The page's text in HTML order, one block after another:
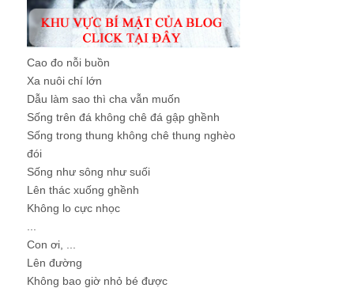
Cao đo nỗi buồn
Xa nuôi chí lớn
Dẫu làm sao thì cha vẫn muốn
Sống trên đá không chê đá gập ghềnh
Sống trong thung không chê thung nghèo
đói
Sống như sông như suối
Lên thác xuống ghềnh
Không lo cực nhọc
Con ơi, ...
Lên đường
Không bao giờ nhỏ bé được